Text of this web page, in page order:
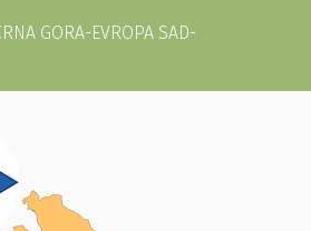
GORA-EVROPA SAD-